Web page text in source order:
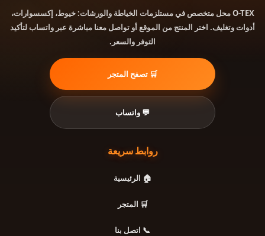
O-TEXمحل متخصص في مستلزمات الخياطة والورشات: خيوط، إكسسوارات،
أدوات وتغليف. اختر المنتج من الموقع أو تواصل معنا مباشرة عبر واتساب لتأكيد
التوفر والسعر.
🛒 تصفح المتجر
💬 واتساب
روابط سريعة
🏠 الرئيسية
🛒 المتجر
📞 اتصل بنا